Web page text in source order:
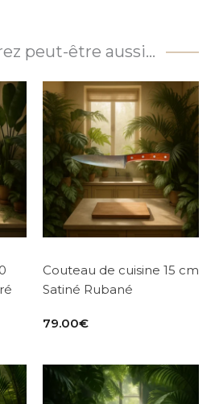
peut-être aussi…
Couteau de cuisine 15 cm
Satiné Rubané
79.00€